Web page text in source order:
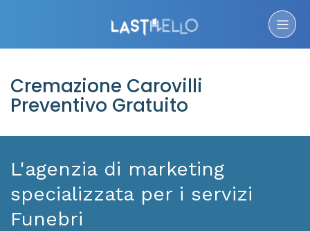
Cremazione Carovilli
Preventivo Gratuito
L'agenzia di marketing
specializzata per i servizi
Funebri